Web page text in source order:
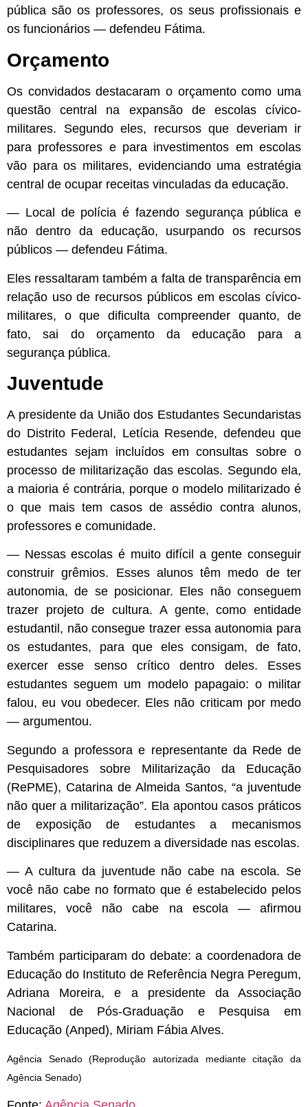
pública são os professores, os seus profissionais e
os funcionários — defendeu Fátima.
Orçamento
Os convidados destacaram o orçamento como uma
questão central na expansão de escolas cívico-
militares. Segundo eles, recursos que deveriam ir
para professores e para investimentos em escolas
vão para os militares, evidenciando uma estratégia
central de ocupar receitas vinculadas da educação.
— Local de polícia é fazendo segurança pública e
não dentro da educação, usurpando os recursos
públicos — defendeu Fátima.
Eles ressaltaram também a falta de transparência em
relação uso de recursos públicos em escolas cívico-
militares, o que dificulta compreender quanto, de
fato, sai do orçamento da educação para a
segurança pública.
Juventude
A presidente da União dos Estudantes Secundaristas
do Distrito Federal, Letícia Resende, defendeu que
estudantes sejam incluídos em consultas sobre o
processo de militarização das escolas. Segundo ela,
a maioria é contrária, porque o modelo militarizado é
o que mais tem casos de assédio contra alunos,
professores e comunidade.
— Nessas escolas é muito difícil a gente conseguir
construir grêmios. Esses alunos têm medo de ter
autonomia, de se posicionar. Eles não conseguem
trazer projeto de cultura. A gente, como entidade
estudantil, não consegue trazer essa autonomia para
os estudantes, para que eles consigam, de fato,
exercer esse senso crítico dentro deles. Esses
estudantes seguem um modelo papagaio: o militar
falou, eu vou obedecer. Eles não criticam por medo
— argumentou.
Segundo a professora e representante da Rede de
Pesquisadores sobre Militarização da Educação
(RePME), Catarina de Almeida Santos, “a juventude
não quer a militarização”. Ela apontou casos práticos
de exposição de estudantes a mecanismos
disciplinares que reduzem a diversidade nas escolas.
— A cultura da juventude não cabe na escola. Se
você não cabe no formato que é estabelecido pelos
militares, você não cabe na escola — afirmou
Catarina.
Também participaram do debate: a coordenadora de
Educação do Instituto de Referência Negra Peregum,
Adriana Moreira, e a presidente da Associação
Nacional de Pós-Graduação e Pesquisa em
Educação (Anped), Miriam Fábia Alves.
Agência Senado (Reprodução autorizada mediante citação da
Agência Senado)